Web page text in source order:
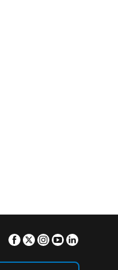
Facebook
TwitterInstagram
Youtube